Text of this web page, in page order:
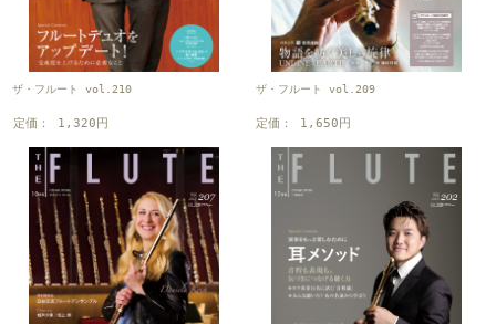
ザ・フルート vol.210
定価： 1,320円
ザ・フルート vol.209
定価： 1,650円